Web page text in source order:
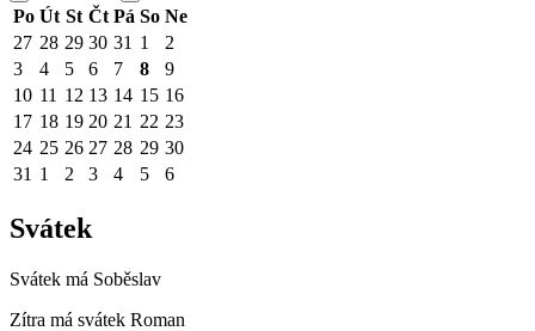
Po Út St Čt Pá So Ne
27 28 29 30 31 1
2
3
4 5 6 7 8
9
10 11 12 13 14 15 16
17 18 19 20 21 22 23
24 25 26 27 28 29 30
31 1 2 3 4 5 6
Svátek
Svátek má Soběslav
Zítra má svátek Roman